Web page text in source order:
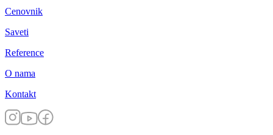
Cenovnik
Saveti
Reference
O nama
Kontakt